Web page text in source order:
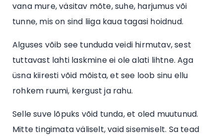
vana mure, väsitav mõte, suhe, harjumus või
tunne, mis on sind liiga kaua tagasi hoidnud.
Alguses võib see tunduda veidi hirmutav, sest
tuttavast lahti laskmine ei ole alati lihtne. Aga
üsna kiiresti võid mõista, et see loob sinu ellu
rohkem ruumi, kergust ja rahu.
Selle suve lõpuks võid tunda, et oled muutunud.
Mitte tingimata väliselt, vaid sisemiselt. Sa tead